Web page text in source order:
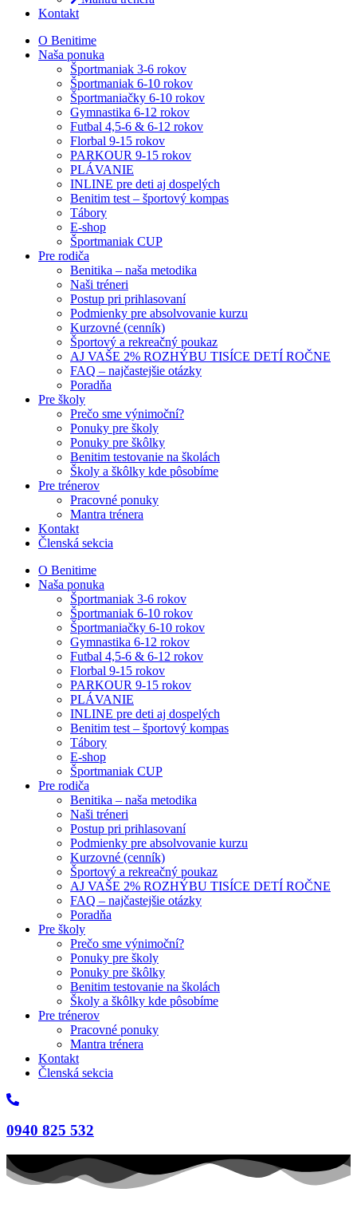
Kontakt
O Benitime
Naša ponuka
Športmaniak 3-6 rokov
Športmaniak 6-10 rokov
Športmaniačky 6-10 rokov
Gymnastika 6-12 rokov
Futbal 4,5-6 & 6-12 rokov
Florbal 9-15 rokov
PARKOUR 9-15 rokov
PLÁVANIE
INLINE pre deti aj dospelých
Benitim test – športový kompas
Tábory
E-shop
Športmaniak CUP
Pre rodiča
Benitika – naša metodika
Naši tréneri
Postup pri prihlasovaní
Podmienky pre absolvovanie kurzu
Kurzovné (cenník)
Športový a rekreačný poukaz
AJ VAŠE 2% ROZHÝBU TISÍCE DETÍ ROČNE
FAQ – najčastejšie otázky
Poradňa
Pre školy
Prečo sme výnimoční?
Ponuky pre školy
Ponuky pre škôlky
Benitim testovanie na školách
Školy a škôlky kde pôsobíme
Pre trénerov
Pracovné ponuky
Mantra trénera
Kontakt
Členská sekcia
O Benitime
Naša ponuka
Športmaniak 3-6 rokov
Športmaniak 6-10 rokov
Športmaniačky 6-10 rokov
Gymnastika 6-12 rokov
Futbal 4,5-6 & 6-12 rokov
Florbal 9-15 rokov
PARKOUR 9-15 rokov
PLÁVANIE
INLINE pre deti aj dospelých
Benitim test – športový kompas
Tábory
E-shop
Športmaniak CUP
Pre rodiča
Benitika – naša metodika
Naši tréneri
Postup pri prihlasovaní
Podmienky pre absolvovanie kurzu
Kurzovné (cenník)
Športový a rekreačný poukaz
AJ VAŠE 2% ROZHÝBU TISÍCE DETÍ ROČNE
FAQ – najčastejšie otázky
Poradňa
Pre školy
Prečo sme výnimoční?
Ponuky pre školy
Ponuky pre škôlky
Benitim testovanie na školách
Školy a škôlky kde pôsobíme
Pre trénerov
Pracovné ponuky
Mantra trénera
Kontakt
Členská sekcia
0940 825 532